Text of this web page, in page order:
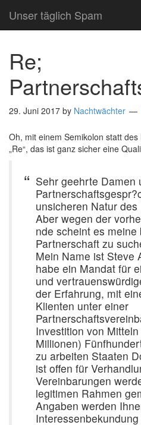
Unser täglich Spam
Re;
29. Juni 2017 by Nachtwächter
Oh, mit einem Semikolon statt
„Re“, das ist ganz sicher eine
Sehr geehrte Damen
unsicheren Natur
Aber wegen der
nde scheint es
Partnerschaft zu
Mein Name ist Steve
habe ein Mandat für
und
der Erfahrung, mit
Klienten unter einer
Investition von
Millionen)
zu arbeiten Staaten
ist offen für
Vereinbarungen
legitimen Rahmen
Angaben werden